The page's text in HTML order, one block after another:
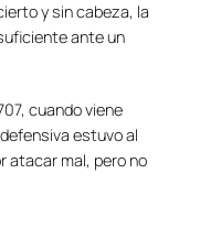
y sin cabeza, la
ante un
cuando viene
estuvo al
atacar mal, pero no